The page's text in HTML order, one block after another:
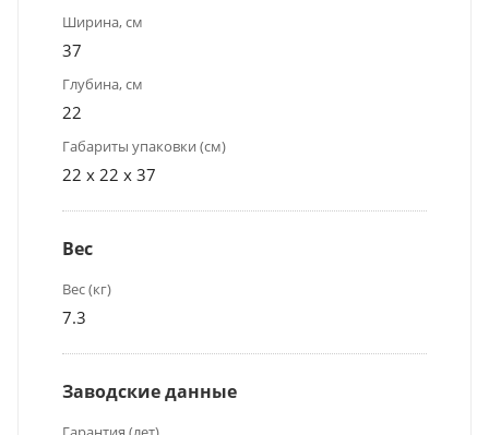
Ширина, см
37
Глубина, см
22
Габариты упаковки (см)
22 x 22 x 37
Вес
Вес (кг)
7.3
Заводские данные